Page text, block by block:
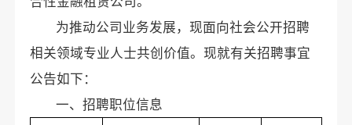
为推动公司业务发展，现面向社会公开招聘
相关领域专业人士共创价值。现就有关招聘事宜
公告如下：
一、招聘职位信息